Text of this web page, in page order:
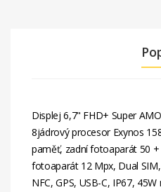
Displej 6,7" FHD+ Super
8jádrový procesor Exynos
paměť, zadní fotoaparát 50
fotoaparát 12 Mpx, Dual
NFC, GPS, USB-C, IP67,